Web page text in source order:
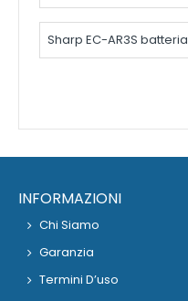
Sharp EC-AR3S batteria
INFORMAZIONI
Chi Siamo
Garanzia
Termini D’uso